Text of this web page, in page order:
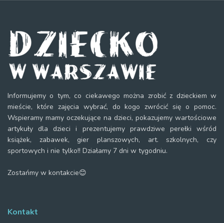
Informujemy o tym, co ciekawego można zrobić z dzieckiem w
mieście, które zajęcia wybrać, do kogo zwrócić się o pomoc.
Wspieramy mamy oczekujące na dzieci, pokazujemy wartościowe
artykuły dla dzieci i prezentujemy prawdziwe perełki wśród
książek, zabawek, gier planszowych, art. szkolnych, czy
sportowych i nie tylko!! Działamy 7 dni w tygodniu.
Zostańmy w kontakcie😊
Kontakt